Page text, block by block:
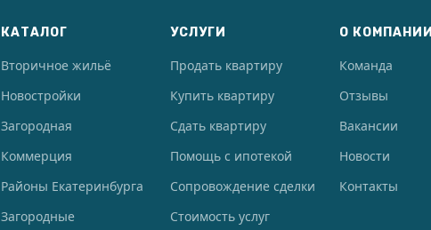
КАТАЛОГ
Вторичное жильё
Новостройки
Загородная
Коммерция
Районы Екатеринбурга
Загородные
УСЛУГИ
Продать квартиру
Купить квартиру
Сдать квартиру
Помощь с ипотекой
Сопровождение сделки
Стоимость услуг
О КОМПАНИИ
Команда
Отзывы
Вакансии
Новости
Контакты